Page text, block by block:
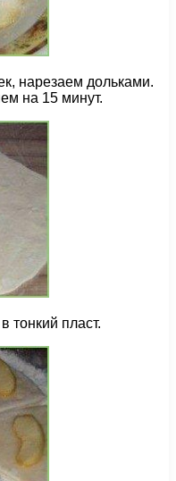
нарезаем дольками.
на 15 минут.
тонкий пласт.